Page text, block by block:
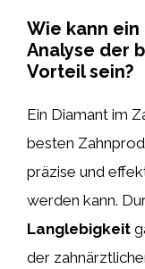
Wie kann ein
Analyse der
Vorteil sein?
Ein Diamant im
besten
präzise und
werden kann.
Langlebigkeit
der